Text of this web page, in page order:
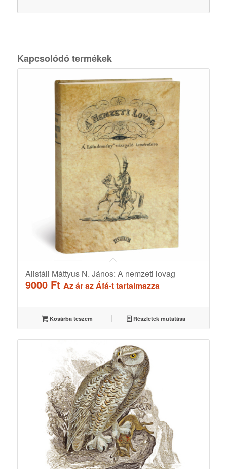
Kapcsolódó termékek
Alistáli Máttyus N. János: A nemzeti lovag
9000 Ft Az ár az Áfá-t tartalmazza
Kosárba teszem Részletek mutatása